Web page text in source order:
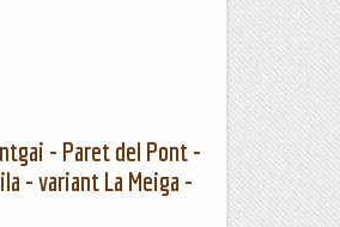
- Paret del Pont -
- variant La Meiga -